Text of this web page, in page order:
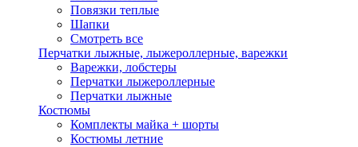
Повязки теплые
Шапки
Смотреть все
Перчатки лыжные, лыжероллерные, варежки
Варежки, лобстеры
Перчатки лыжероллерные
Перчатки лыжные
Костюмы
Комплекты майка + шорты
Костюмы летние